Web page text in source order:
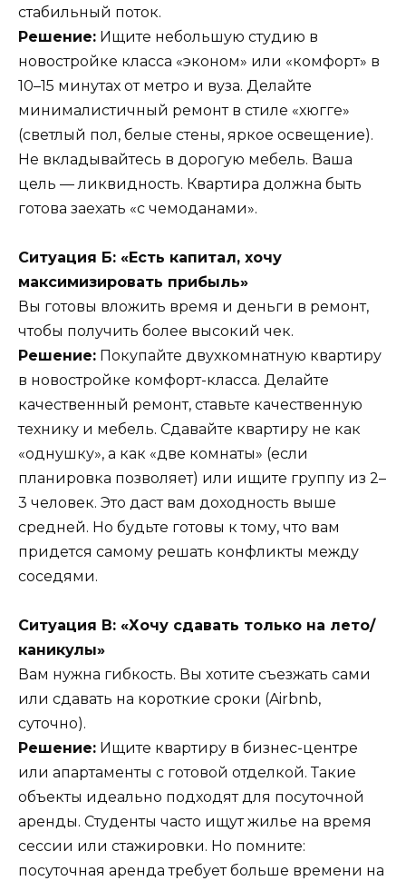
стабильный поток.
Решение: Ищите небольшую студию в
новостройке класса «эконом» или «комфорт» в
10–15 минутах от метро и вуза. Делайте
минималистичный ремонт в стиле «хюгге»
(светлый пол, белые стены, яркое освещение).
Не вкладывайтесь в дорогую мебель. Ваша
цель — ликвидность. Квартира должна быть
готова заехать «с чемоданами».
Ситуация Б: «Есть капитал, хочу
максимизировать прибыль»
Вы готовы вложить время и деньги в ремонт,
чтобы получить более высокий чек.
Решение: Покупайте двухкомнатную квартиру
в новостройке комфорт-класса. Делайте
качественный ремонт, ставьте качественную
технику и мебель. Сдавайте квартиру не как
«однушку», а как «две комнаты» (если
планировка позволяет) или ищите группу из 2–
3 человек. Это даст вам доходность выше
средней. Но будьте готовы к тому, что вам
придется самому решать конфликты между
соседями.
Ситуация В: «Хочу сдавать только на лето/
каникулы»
Вам нужна гибкость. Вы хотите съезжать сами
или сдавать на короткие сроки (Airbnb,
суточно).
Решение: Ищите квартиру в бизнес-центре
или апартаменты с готовой отделкой. Такие
объекты идеально подходят для посуточной
аренды. Студенты часто ищут жилье на время
сессии или стажировки. Но помните:
посуточная аренда требует больше времени на